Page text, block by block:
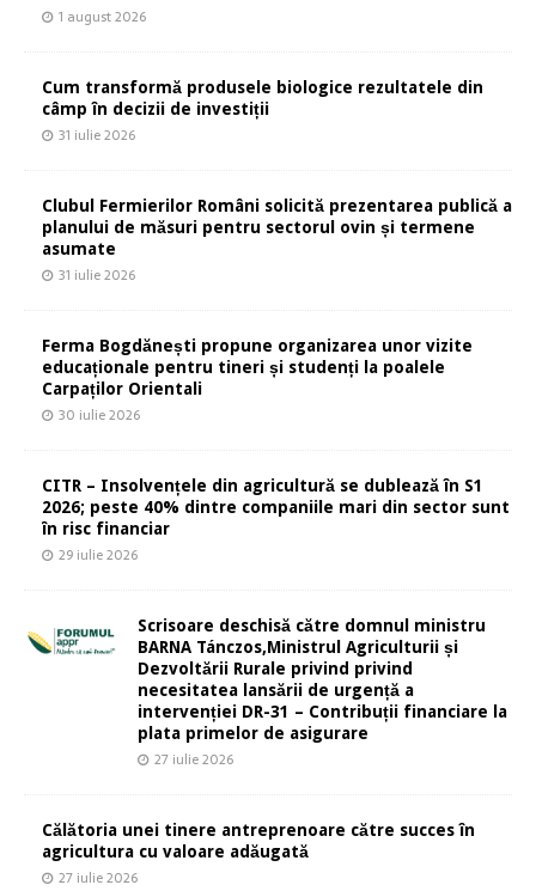
1 august 2026
Cum transformă produsele biologice rezultatele din
câmp în decizii de investiții
31 iulie 2026
Clubul Fermierilor Români solicită prezentarea publică a
planului de măsuri pentru sectorul ovin și termene
asumate
31 iulie 2026
Ferma Bogdănești propune organizarea unor vizite
educaționale pentru tineri și studenți la poalele
Carpaților Orientali
30 iulie 2026
CITR – Insolvențele din agricultură se dublează în S1
2026; peste 40% dintre companiile mari din sector sunt
în risc financiar
29 iulie 2026
Scrisoare deschisă către domnul ministru
BARNA Tánczos,Ministrul Agriculturii și
Dezvoltării Rurale privind privind
necesitatea lansării de urgență a
intervenției DR-31 – Contribuții financiare la
plata primelor de asigurare
27 iulie 2026
Călătoria unei tinere antreprenoare către succes în
agricultura cu valoare adăugată
27 iulie 2026